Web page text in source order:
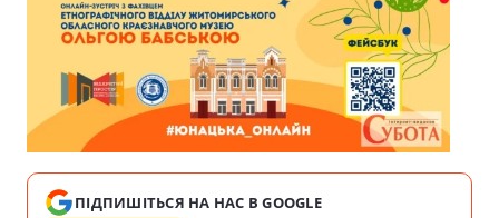
ПІДПИШІТЬСЯ НА НАС В GOOGLE